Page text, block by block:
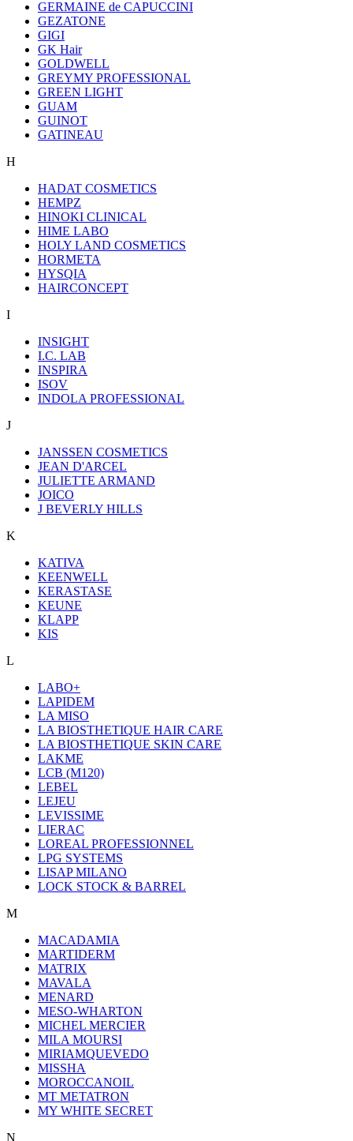
GERMAINE de CAPUCCINI
GEZATONE
GIGI
GK Hair
GOLDWELL
GREYMY PROFESSIONAL
GREEN LIGHT
GUAM
GUINOT
GATINEAU
H
HADAT COSMETICS
HEMPZ
HINOKI CLINICAL
HIME LABO
HOLY LAND COSMETICS
HORMETA
HYSQIA
HAIRCONCEPT
I
INSIGHT
I.C. LAB
INSPIRA
ISOV
INDOLA PROFESSIONAL
J
JANSSEN COSMETICS
JEAN D'ARCEL
JULIETTE ARMAND
JOICO
J BEVERLY HILLS
K
KATIVA
KEENWELL
KERASTASE
KEUNE
KLAPP
KIS
L
LABO+
LAPIDEM
LA MISO
LA BIOSTHETIQUE HAIR CARE
LA BIOSTHETIQUE SKIN CARE
LAKME
LCB (M120)
LEBEL
LEJEU
LEVISSIME
LIERAC
LOREAL PROFESSIONNEL
LPG SYSTEMS
LISAP MILANO
LOCK STOCK & BARREL
M
MACADAMIA
MARTIDERM
MATRIX
MAVALA
MENARD
MESO-WHARTON
MICHEL MERCIER
MILA MOURSI
MIRIAMQUEVEDO
MISSHA
MOROCCANOIL
MT METATRON
MY WHITE SECRET
N